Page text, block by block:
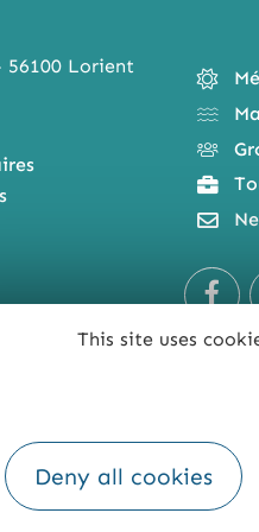
This site uses
Deny all cookies
56100 Lorient
PLAN DU SITE